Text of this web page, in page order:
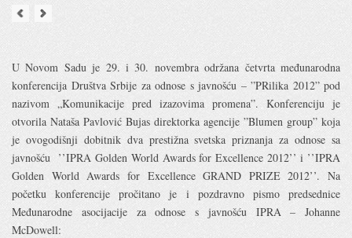
U Novom Sadu je 29. i 30. novembra održana četvrta međunarodna
konferencija Društva Srbije za odnose s javnošću – ”PRilika 2012” pod
nazivom „Komunikacije pred izazovima promena”. Konferenciju je
otvorila Nataša Pavlović Bujas direktorka agencije ”Blumen group” koja
je ovogodišnji dobitnik dva prestižna svetska priznanja za odnose sa
javnošću ’’IPRA Golden World Awards for Excellence 2012’’ i ’’IPRA
Golden World Awards for Excellence GRAND PRIZE 2012’’. Na
početku konferencije pročitano je i pozdravno pismo predsednice
Međunarodne asocijacije za odnose s javnošću IPRA – Johanne
McDowell: